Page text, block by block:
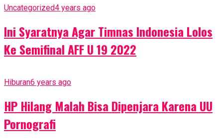
Uncategorized4 years ago
Ini Syaratnya Agar Timnas Indonesia Lolos
Ke Semifinal AFF U 19 2022
Hiburan6 years ago
HP Hilang Malah Bisa Dipenjara Karena UU
Pornografi